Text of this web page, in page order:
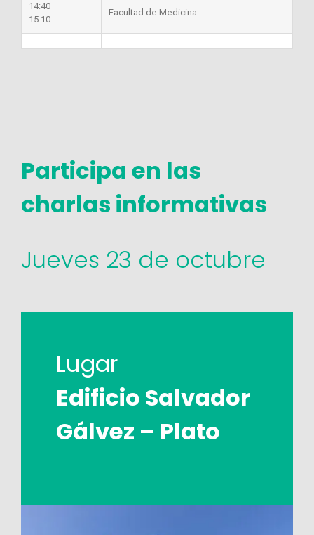
14:40
15:10
Facultad de Medicina
Participa en las
charlas informativas
Jueves 23 de octubre
Lugar
Edificio Salvador
Gálvez – Plato